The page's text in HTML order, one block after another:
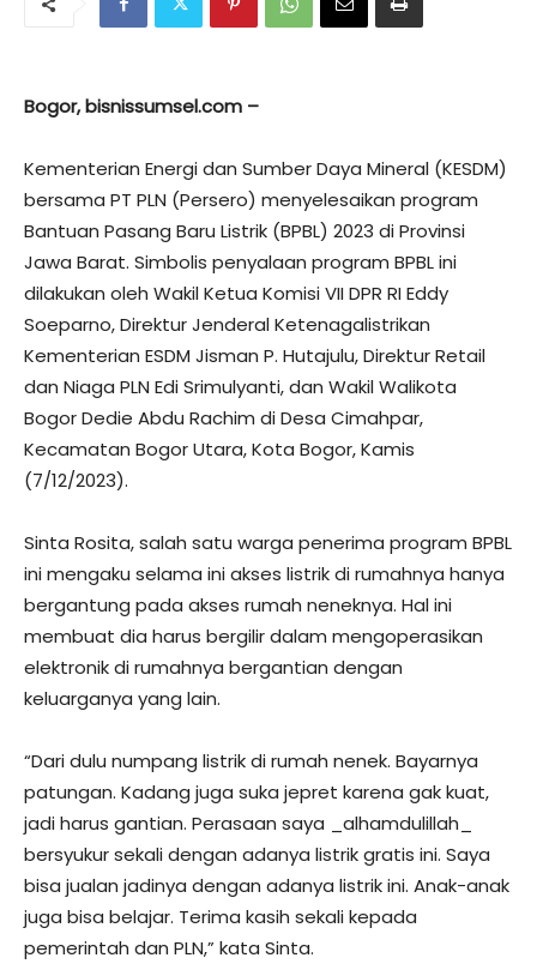
Bogor, bisnissumsel.com –
Kementerian Energi dan Sumber Daya Mineral (KESDM)
bersama PT PLN (Persero) menyelesaikan program
Bantuan Pasang Baru Listrik (BPBL) 2023 di Provinsi
Jawa Barat. Simbolis penyalaan program BPBL ini
dilakukan oleh Wakil Ketua Komisi VII DPR RI Eddy
Soeparno, Direktur Jenderal Ketenagalistrikan
Kementerian ESDM Jisman P. Hutajulu, Direktur Retail
dan Niaga PLN Edi Srimulyanti, dan Wakil Walikota
Bogor Dedie Abdu Rachim di Desa Cimahpar,
Kecamatan Bogor Utara, Kota Bogor, Kamis
(7/12/2023).
Sinta Rosita, salah satu warga penerima program BPBL
ini mengaku selama ini akses listrik di rumahnya hanya
bergantung pada akses rumah neneknya. Hal ini
membuat dia harus bergilir dalam mengoperasikan
elektronik di rumahnya bergantian dengan
keluarganya yang lain.
“Dari dulu numpang listrik di rumah nenek. Bayarnya
patungan. Kadang juga suka jepret karena gak kuat,
jadi harus gantian. Perasaan saya _alhamdulillah_
bersyukur sekali dengan adanya listrik gratis ini. Saya
bisa jualan jadinya dengan adanya listrik ini. Anak-anak
juga bisa belajar. Terima kasih sekali kepada
pemerintah dan PLN,” kata Sinta.